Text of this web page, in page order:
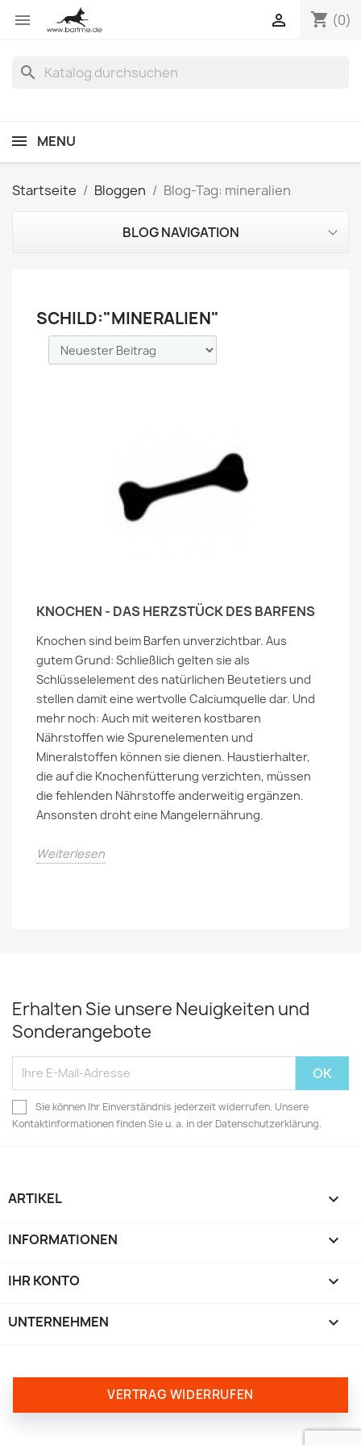
 shopping_cart (0)

search
MENU
Startseite Bloggen Blog-Tag: mineralien
BLOG NAVIGATION
SCHILD:"MINERALIEN"
KNOCHEN - DAS HERZSTÜCK DES BARFENS
Knochen sind beim Barfen unverzichtbar. Aus
gutem Grund: Schließlich gelten sie als
Schlüsselelement des natürlichen Beutetiers und
stellen damit eine wertvolle Calciumquelle dar. Und
mehr noch: Auch mit weiteren kostbaren
Nährstoffen wie Spurenelementen und
Mineralstoffen können sie dienen. Haustierhalter,
die auf die Knochenfütterung verzichten, müssen
die fehlenden Nährstoffe anderweitig ergänzen.
Ansonsten droht eine Mangelernährung.
Weiterlesen
Erhalten Sie unsere Neuigkeiten und
Sonderangebote
Sie können Ihr Einverständnis jederzeit widerrufen. Unsere
Kontaktinformationen finden Sie u. a. in der Datenschutzerklärung.
ARTIKEL 
INFORMATIONEN 
IHR KONTO 
UNTERNEHMEN keyboard_arrow_down
VERTRAG WIDERRUFEN